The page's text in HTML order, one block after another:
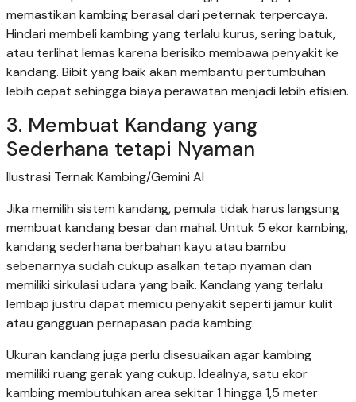
memastikan kambing berasal dari peternak terpercaya.
Hindari membeli kambing yang terlalu kurus, sering batuk,
atau terlihat lemas karena berisiko membawa penyakit ke
kandang. Bibit yang baik akan membantu pertumbuhan
lebih cepat sehingga biaya perawatan menjadi lebih efisien.
3. Membuat Kandang yang
Sederhana tetapi Nyaman
Ilustrasi Ternak Kambing/Gemini AI
Jika memilih sistem kandang, pemula tidak harus langsung
membuat kandang besar dan mahal. Untuk 5 ekor kambing,
kandang sederhana berbahan kayu atau bambu
sebenarnya sudah cukup asalkan tetap nyaman dan
memiliki sirkulasi udara yang baik. Kandang yang terlalu
lembap justru dapat memicu penyakit seperti jamur kulit
atau gangguan pernapasan pada kambing.
Ukuran kandang juga perlu disesuaikan agar kambing
memiliki ruang gerak yang cukup. Idealnya, satu ekor
kambing membutuhkan area sekitar 1 hingga 1,5 meter